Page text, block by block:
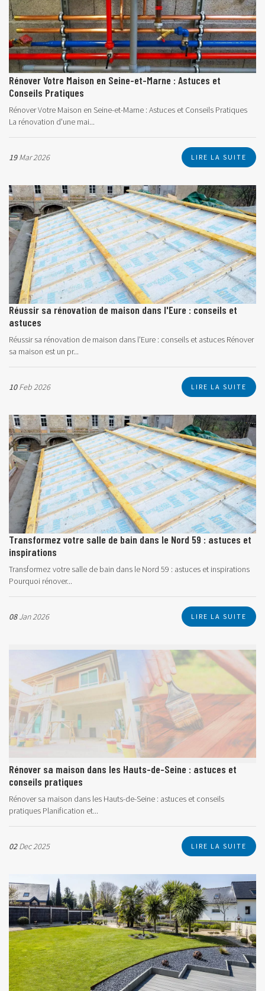
Rénover Votre Maison en Seine-et-Marne : Astuces et
Conseils Pratiques
Rénover Votre Maison en Seine-et-Marne : Astuces et Conseils Pratiques
La rénovation d'une mai...
19Mar 2026 LIRE LA SUITE
Réussir sa rénovation de maison dans l'Eure : conseils et
astuces
Réussir sa rénovation de maison dans l'Eure : conseils et astuces Rénover
sa maison est un pr...
10Feb 2026 LIRE LA SUITE
Transformez votre salle de bain dans le Nord 59 : astuces et
inspirations
Transformez votre salle de bain dans le Nord 59 : astuces et inspirations
Pourquoi rénover...
08Jan 2026 LIRE LA SUITE
Rénover sa maison dans les Hauts-de-Seine : astuces et
conseils pratiques
Rénover sa maison dans les Hauts-de-Seine : astuces et conseils
pratiques Planification et...
02Dec 2025 LIRE LA SUITE